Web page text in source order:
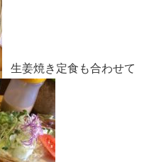
生姜焼き定食も合わせて